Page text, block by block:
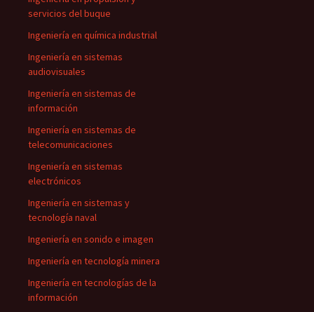
servicios del buque
Ingeniería en química industrial
Ingeniería en sistemas
audiovisuales
Ingeniería en sistemas de
información
Ingeniería en sistemas de
telecomunicaciones
Ingeniería en sistemas
electrónicos
Ingeniería en sistemas y
tecnología naval
Ingeniería en sonido e imagen
Ingeniería en tecnología minera
Ingeniería en tecnologías de la
información